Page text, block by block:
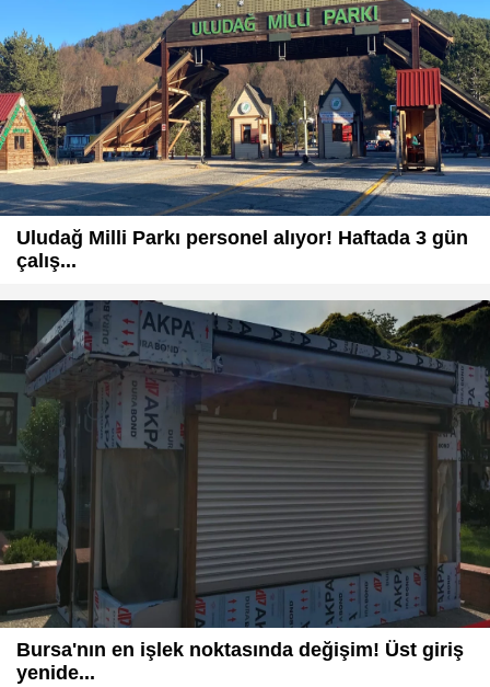
Uludağ Milli Parkı personel alıyor! Haftada 3 gün
çalış...
Bursa'nın en işlek noktasında değişim! Üst giriş
yenide...